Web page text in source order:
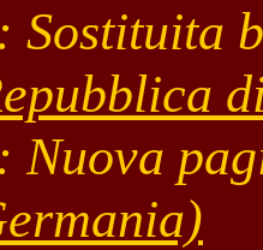
Sostituita
Nuova